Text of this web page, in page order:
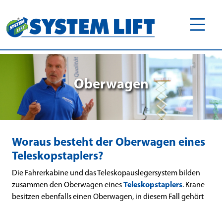
Oberwagen
Woraus besteht der Oberwagen eines
Teleskopstaplers?
Die Fahrerkabine und das Teleskopauslegersystem bilden
zusammen den Oberwagen einesTeleskopstaplers. Krane
besitzen ebenfalls einen Oberwagen, in diesem Fall gehört